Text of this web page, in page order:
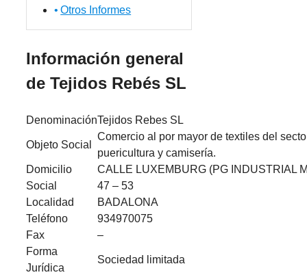
Otros Informes
Información general
de Tejidos Rebés SL
DenominaciónTejidos Rebes SL
Objeto Social
Comercio al por mayor de textiles del
puericultura y camisería.
Domicilio
Social
CALLE LUXEMBURG (PG INDUSTRIAL
47 – 53
Localidad
BADALONA
Teléfono
934970075
Fax
–
Forma
Jurídica
Sociedad limitada